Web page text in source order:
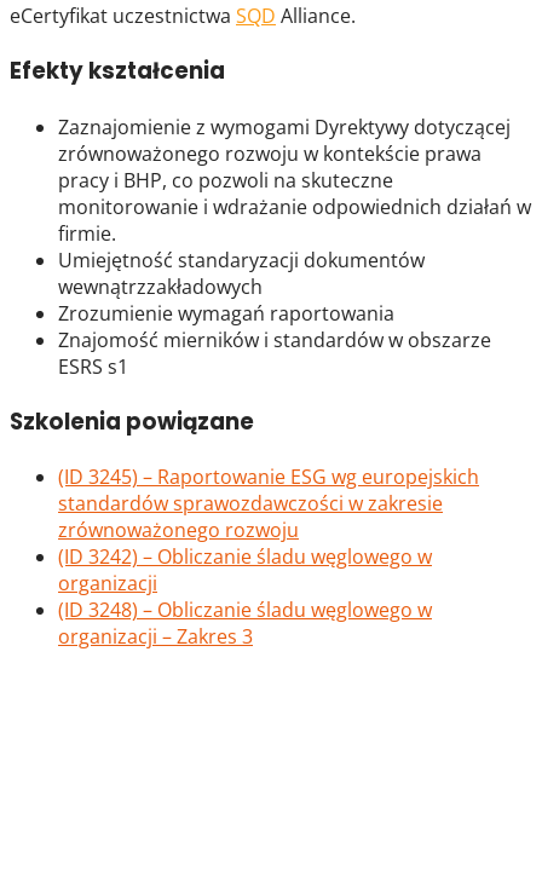
eCertyfikat uczestnictwa SQD Alliance.
Efekty kształcenia
Zaznajomienie z wymogami Dyrektywy dotyczącej
zrównoważonego rozwoju w kontekście prawa
pracy i BHP, co pozwoli na skuteczne
monitorowanie i wdrażanie odpowiednich działań w
firmie.
Umiejętność standaryzacji dokumentów
wewnątrzzakładowych
Zrozumienie wymagań raportowania
Znajomość mierników i standardów w obszarze
ESRS s1
Szkolenia powiązane
(ID 3245) – Raportowanie ESG wg europejskich
standardów sprawozdawczości w zakresie
zrównoważonego rozwoju
(ID 3242) – Obliczanie śladu węglowego w
organizacji
(ID 3248) – Obliczanie śladu węglowego w
organizacji – Zakres 3